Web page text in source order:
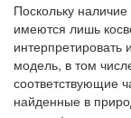
Поскольку
имеются лишь
модель, в том
соответствующие
найденные в